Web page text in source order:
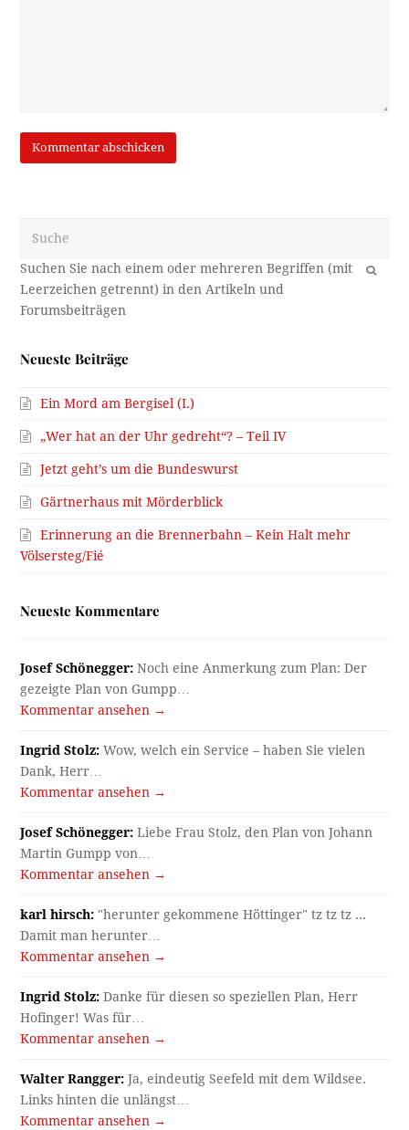
OK
Neueste Beiträge
Ein Mord am Bergisel (I.)
„Wer hat an der Uhr gedreht“? – Teil IV
Jetzt geht’s um die Bundeswurst
Gärtnerhaus mit Mörderblick
Erinnerung an die Brennerbahn – Kein Halt mehr
Völsersteg/Fié
Neueste Kommentare
Josef Schönegger: Noch eine Anmerkung zum Plan: Der
gezeigte Plan von Gumpp…
Kommentar ansehen →
Ingrid Stolz: Wow, welch ein Service – haben Sie vielen
Dank, Herr…
Kommentar ansehen →
Josef Schönegger: Liebe Frau Stolz, den Plan von Johann
Martin Gumpp von…
Kommentar ansehen →
karl hirsch: "herunter gekommene Höttinger" tz tz tz ...
Damit man herunter…
Kommentar ansehen →
Ingrid Stolz: Danke für diesen so speziellen Plan, Herr
Hofinger! Was für…
Kommentar ansehen →
Walter Rangger: Ja, eindeutig Seefeld mit dem Wildsee.
Links hinten die unlängst…
Kommentar ansehen →